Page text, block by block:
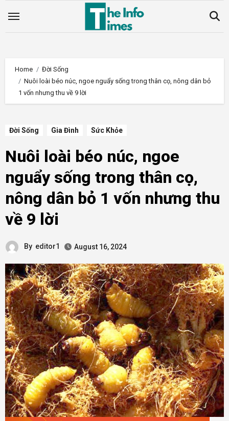
Home
Đời Sống
Nuôi loài béo núc, ngoe nguẩy sống trong thân cọ, nông dân bỏ
1 vốn nhưng thu về 9 lời
Đời Sống Gia Đình Sức Khỏe
Nuôi loài béo núc, ngoe
nguẩy sống trong thân cọ,
nông dân bỏ 1 vốn nhưng thu
về 9 lời
By editor1 August 16, 2024